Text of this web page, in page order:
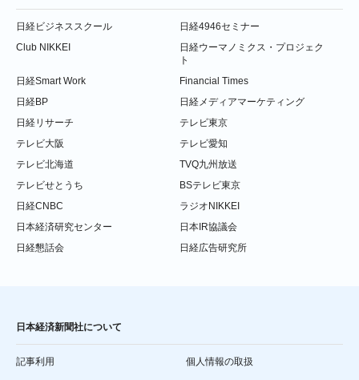
日経ビジネススクール
日経4946セミナー
Club NIKKEI
日経ウーマノミクス・プロジェク
ト
日経Smart Work
Financial Times
日経BP
日経メディアマーケティング
日経リサーチ
テレビ東京
テレビ大阪
テレビ愛知
テレビ北海道
TVQ九州放送
テレビせとうち
BSテレビ東京
日経CNBC
ラジオNIKKEI
日本経済研究センター
日本IR協議会
日経懇話会
日経広告研究所
日本経済新聞社について
記事利用 個人情報の取扱